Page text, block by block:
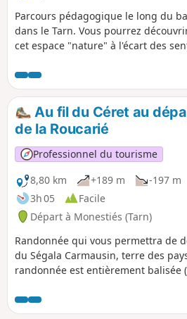
Parcours pédagogique le long du
dans le Tarn. Vous pourrez
cet espace "nature" à l'écart des
biodiversité de ce milieu. Un livret
du tourisme, et sur votre
de ce circuit grâce au QRCode en
Au fil du Céret au
de la Roucarié
Professionnel du tourisme
8,80 km
+189 m
-197 m
3h 05
Facile
Départ à Monestiés (Tarn)
Randonnée qui vous permettra de
du Ségala Carmausin, terre des
randonnée est entièrement balisée
parcours se fait sur petites routes et
Des affichettes avec des citations